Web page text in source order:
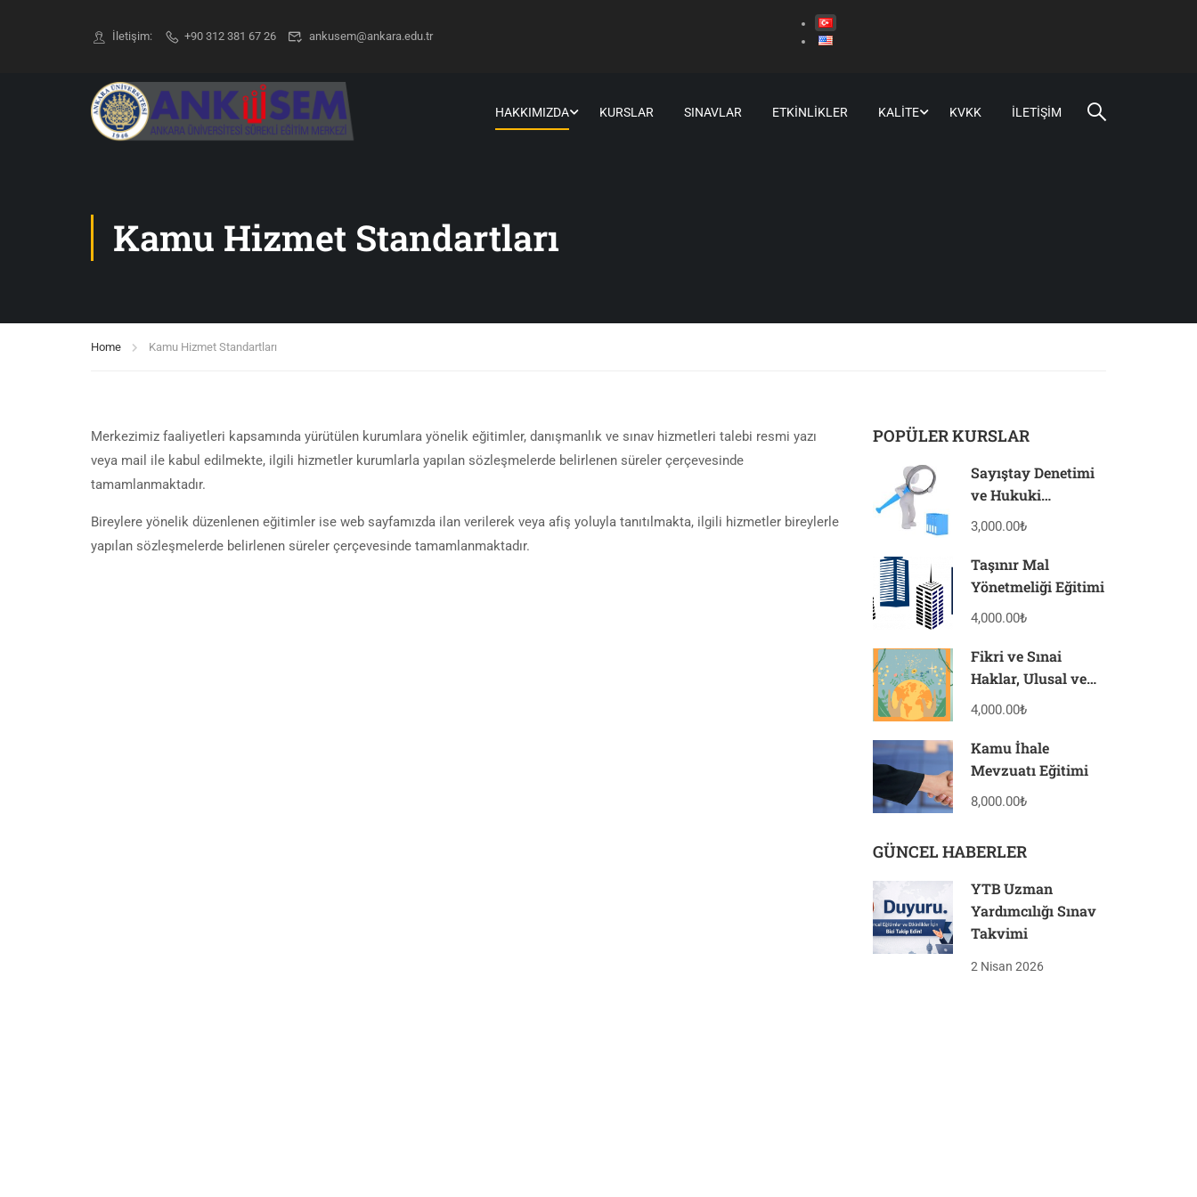
İletişim: +90 312 381 67 26 ankusem@ankara.edu.tr
HAKKIMIZDA KURSLAR SINAVLAR ETKINLIKLER KALITE KVKK İLETIŞIM
Kamu Hizmet Standartları
Home Kamu Hizmet Standartları
Merkezimiz faaliyetleri kapsamında yürütülen kurumlara yönelik eğitimler, danışmanlık ve sınav hizmetleri talebi resmi yazı
veya mail ile kabul edilmekte, ilgili hizmetler kurumlarla yapılan sözleşmelerde belirlenen süreler çerçevesinde
tamamlanmaktadır.
Bireylere yönelik düzenlenen eğitimler ise web sayfamızda ilan verilerek veya afiş yoluyla tanıtılmakta, ilgili hizmetler bireylerle
yapılan sözleşmelerde belirlenen süreler çerçevesinde tamamlanmaktadır.
POPÜLER KURSLAR
Sayıştay Denetimi
ve Hukuki
Sonuçları Eğitimi
3,000.00₺
Taşınır Mal
Yönetmeliği Eğitimi
4,000.00₺
Fikri ve Sınai
Haklar, Ulusal ve
Uluslararası
Eğitimi
4,000.00₺
Kamu İhale
Mevzuatı Eğitimi
8,000.00₺
GÜNCEL HABERLER
YTB Uzman
Yardımcılığı Sınav
Takvimi
2 Nisan 2026